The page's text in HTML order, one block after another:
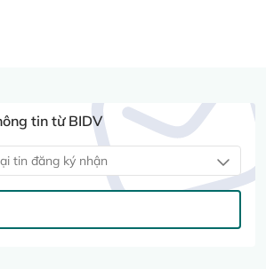
tin từ BIDV
tin đăng ký nhận